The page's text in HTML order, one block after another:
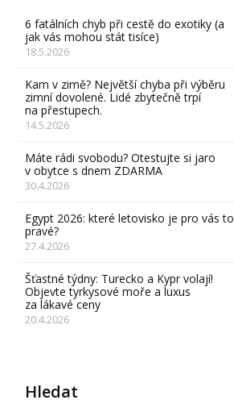
6 fatálních chyb při cestě do exotiky (a
jak vás mohou stát tisíce)
18.5.2026
Kam v zimě? Největší chyba při výběru
zimní dovolené. Lidé zbytečně trpí
na přestupech.
14.5.2026
Máte rádi svobodu? Otestujte si jaro
v obytce s dnem ZDARMA
30.4.2026
Egypt 2026: které letovisko je pro vás to
pravé?
27.4.2026
Šťastné týdny: Turecko a Kypr volají!
Objevte tyrkysové moře a luxus
za lákavé ceny
20.4.2026
Hledat